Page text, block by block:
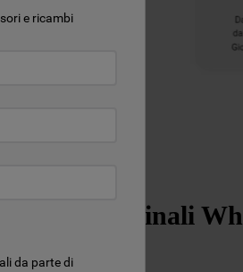
ricambi originali
e ricambi
da parte di